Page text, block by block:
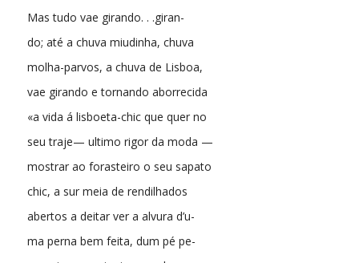
Mas tudo vae girando. . .giran-
do; até a chuva miudinha, chuva
molha-parvos, a chuva de Lisboa,
vae girando e tornando aborrecida
«a vida á lisboeta-chic que quer no
seu traje— ultimo rigor da moda —
mostrar ao forasteiro o seu sapato
chic, a sur meia de rendilhados
abertos a deitar ver a alvura d’u-
ma perna bem feita, dum pé pe-